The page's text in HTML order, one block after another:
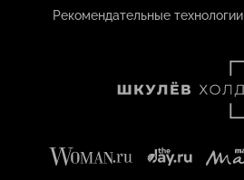
Рекомендательные технологии